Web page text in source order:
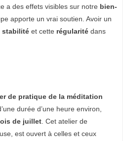
a des effets visibles sur notre bien-
apporte un vrai soutien. Avoir un
stabilité et cette régularité dans
de pratique de la méditation
durée d’une heure environ,
de juillet . Cet atelier de
est ouvert à celles et ceux